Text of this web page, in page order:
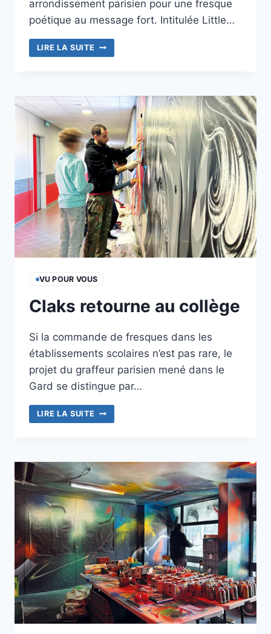
arrondissement parisien pour une fresque
poétique au message fort. Intitulée Little…
LIRE LA SUITE UNE
ODE
NATURE
SIGNÉE
MAHN
KLOIX
VU POUR VOUS
Claks retourne au collège
Si la commande de fresques dans les
établissements scolaires n’est pas rare, le
projet du graffeur parisien mené dans le
Gard se distingue par…
LIRE LA SUITE CLAKS
RETOURNE